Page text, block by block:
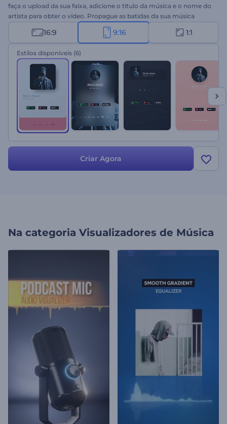
faça o upload da sua faixa, adicione o título da música e o nome do
artista para obter o vídeo. Propague as batidas da sua música
através dessas encantadoras ondas sonoras. Experimente hoje a
Promoção Álbum de Música Minimalista!
16:9 9:16 1:1
Estilos disponíveis (6)
Criar Agora
Na categoria Visualizadores de Música